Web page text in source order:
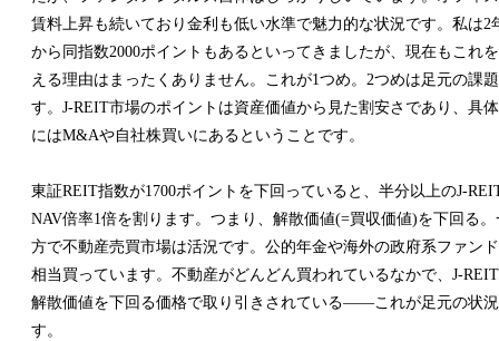
賃料上昇も続いており金利も低い水準で魅力的な状況です。私は2
から同指数2000ポイントもあるといってきましたが、現在もこれ
える理由はまったくありません。これが1つめ。2つめは足元の課
す。J-REIT市場のポイントは資産価値から見た割安さであり、具
にはM&Aや自社株買いにあるということです。
東証REIT指数が1700ポイントを下回っていると、半分以上のJ-
NAV倍率1倍を割ります。つまり、解散価値(=買収価値)を下回る。
方で不動産売買市場は活況です。公的年金や海外の政府系ファン
相当買っています。不動産がどんどん買われているなかで、J-
解散価値を下回る価格で取り引きされている——これが足元の状
す。